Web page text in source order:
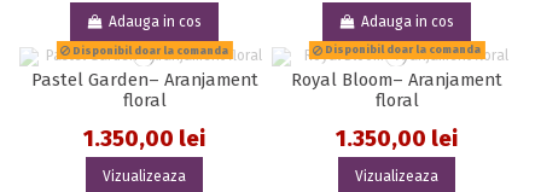
Adauga in cos Adauga in cos
Disponibil doar la comanda
Pastel Garden– Aranjament
floral
1.350,00 lei
Vizualizeaza
Disponibil doar la comanda
Royal Bloom– Aranjament
floral
1.350,00 lei
Vizualizeaza